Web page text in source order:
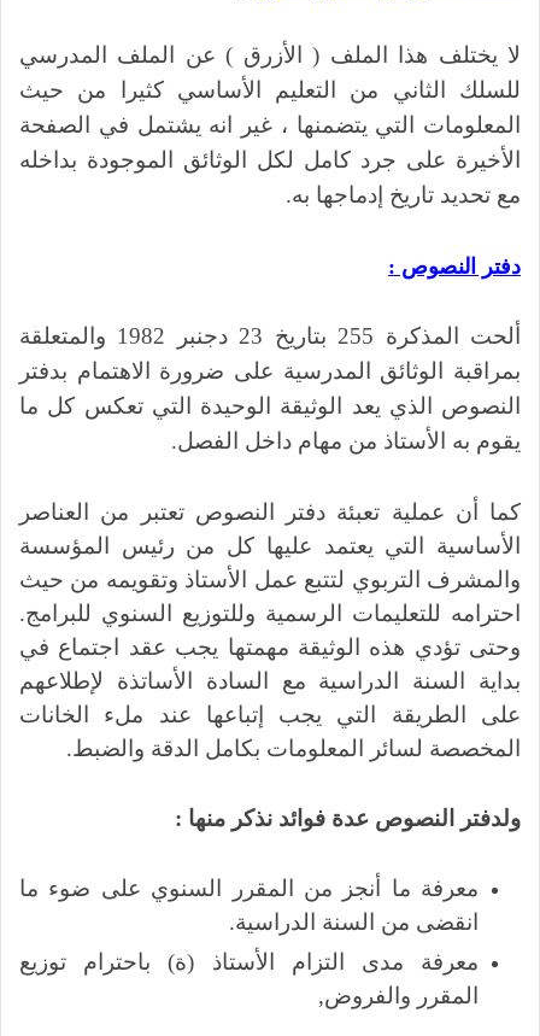
لا يختلف هذا الملف ( الأزرق ) عن الملف المدرسي
للسلك الثاني من التعليم الأساسي كثيرا من حيث
المعلومات التي يتضمنها ، غير انه يشتمل في الصفحة
الأخيرة على جرد كامل لكل الوثائق الموجودة بداخله
مع تحديد تاريخ إدماجها به.
دفتر النصوص :
ألحت المذكرة 255 بتاريخ 23 دجنبر 1982 والمتعلقة
بمراقبة الوثائق المدرسية على ضرورة الاهتمام بدفتر
النصوص الذي يعد الوثيقة الوحيدة التي تعكس كل ما
يقوم به الأستاذ من مهام داخل الفصل.
كما أن عملية تعبئة دفتر النصوص تعتبر من العناصر
الأساسية التي يعتمد عليها كل من رئيس المؤسسة
والمشرف التربوي لتتبع عمل الأستاذ وتقويمه من حيث
احترامه للتعليمات الرسمية وللتوزيع السنوي للبرامج.
وحتى تؤدي هذه الوثيقة مهمتها يجب عقد اجتماع في
بداية السنة الدراسية مع السادة الأساتذة لإطلاعهم
على الطريقة التي يجب إتباعها عند ملء الخانات
المخصصة لسائر المعلومات بكامل الدقة والضبط.
ولدفتر النصوص عدة فوائد نذكر منها :
معرفة ما أنجز من المقرر السنوي على ضوء ما
انقضى من السنة الدراسية.
معرفة مدى التزام الأستاذ (ة) باحترام توزيع
المقرر والفروض,